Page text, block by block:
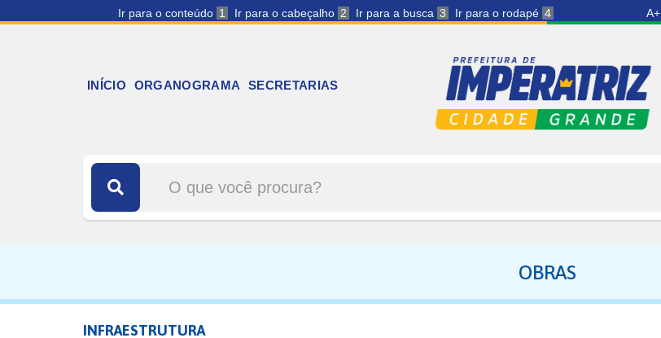
Ir para o conteúdo 1 Ir para o cabeçalho 2 Ir para a busca 3 Ir para o rodapé 4 A+
INÍCIO ORGANOGRAMA SECRETARIAS
OBRAS
INFRAESTRUTURA